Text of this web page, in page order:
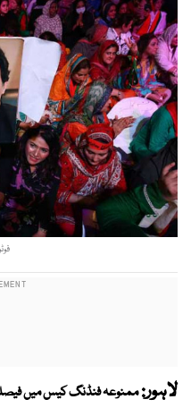
لاہور:ممنوعہ فنڈنگ کیس میں